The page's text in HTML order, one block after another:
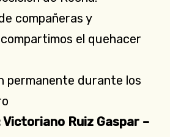
compañeras ​y
el quehacer
permanente durante los
Ruiz Gaspar –